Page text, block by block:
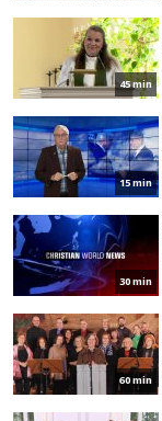
45 min
15 min
30 min
60 min